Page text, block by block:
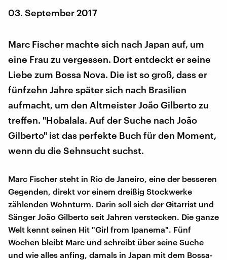
03. September 2017
Marc Fischer machte sich nach Japan auf, um
eine Frau zu vergessen. Dort entdeckt er seine
Liebe zum Bossa Nova. Die ist so groß, dass er
fünfzehn Jahre später sich nach Brasilien
aufmacht, um den Altmeister João Gilberto zu
treffen. "Hobalala. Auf der Suche nach João
Gilberto" ist das perfekte Buch für den Moment,
wenn du die Sehnsucht suchst.
Marc Fischer steht in Rio de Janeiro, eine der besseren
Gegenden, direkt vor einem dreißig Stockwerke
zählenden Wohnturm. Darin soll sich der Gitarrist und
Sänger João Gilberto seit Jahren verstecken. Die ganze
Welt kennt seinen Hit "Girl from Ipanema". Fünf
Wochen bleibt Marc und schreibt über seine Suche
und wie alles anfing, damals in Japan mit dem Bossa-